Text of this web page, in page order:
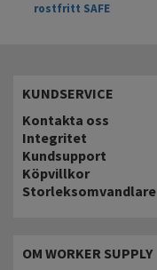
rostfritt SAFE
KUNDSERVICE
Kontakta oss
Integritet
Kundsupport
Köpvillkor
Storleksomvandlare
OM WORKER SUPPLY